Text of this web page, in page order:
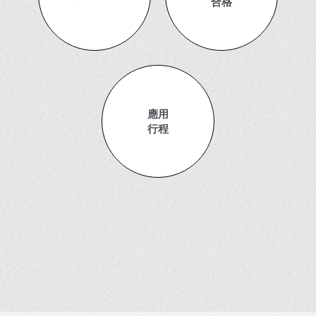
應用
行程